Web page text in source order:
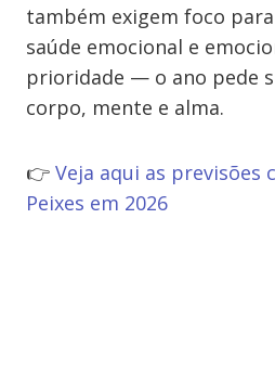
também exigem foco
saúde emocional e
prioridade — o ano pede
corpo, mente e alma.
👉 Veja aqui as previsões
Peixes em 2026